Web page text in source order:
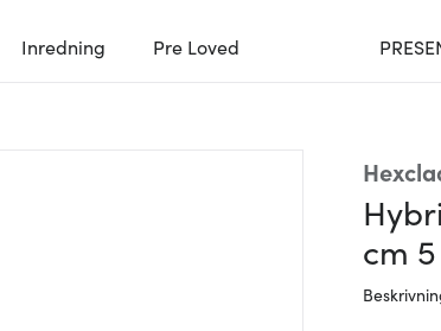
Inredning Pre Loved
cm